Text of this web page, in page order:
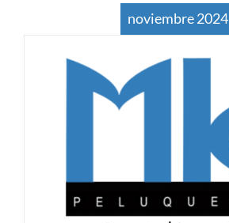
noviembre 2024